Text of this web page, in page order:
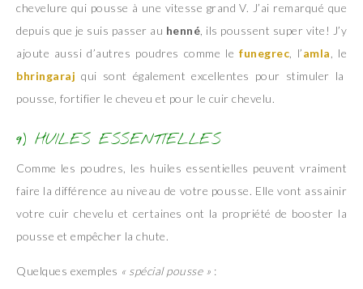
chevelure qui pousse à une vitesse grand V. J’ai remarqué que
depuis que je suis passer au henné , ils poussent super vite! J’y
ajoute aussi d’autres poudres comme lefunegrec , l’amla , le
bhringaraj qui sont également excellentes pour stimuler la
pousse, fortifier le cheveu et pour le cuir chevelu.
9) HUILES ESSENTIELLES
Comme les poudres, les huiles essentielles peuvent vraiment
faire la différence au niveau de votre pousse. Elle vont assainir
votre cuir chevelu et certaines ont la propriété de booster la
pousse et empêcher la chute.
Quelques exemples « spécial pousse » :